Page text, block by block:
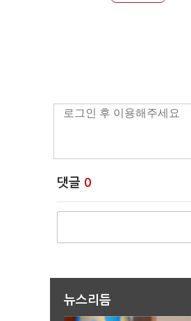
댓글 0
뉴스리듬